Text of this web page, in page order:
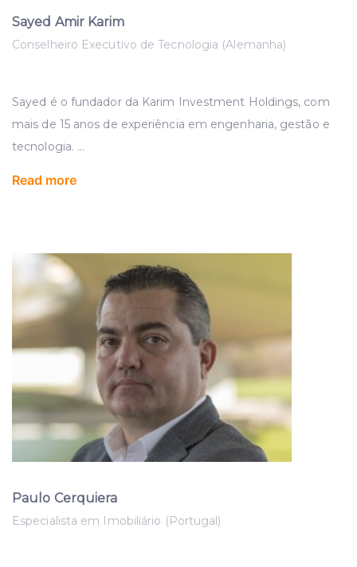
Sayed Amir Karim
Conselheiro Executivo de Tecnologia (Alemanha)
Sayed é o fundador da Karim Investment Holdings, com
mais de 15 anos de experiência em engenharia, gestão e
tecnologia. ...
Read more
Paulo Cerquiera
Especialista em Imobiliário (Portugal)